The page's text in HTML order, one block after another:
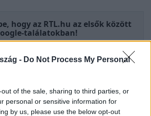
- Do Not Process My Personal
of the sale, sharing to third parties, or
personal or sensitive information for
by us, please use the below opt-out
hogy az RTL.hu az elsők között
találatokban!